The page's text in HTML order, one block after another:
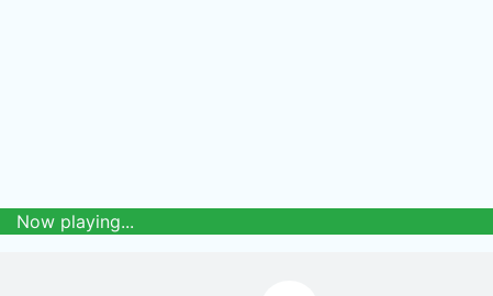
Now playing...